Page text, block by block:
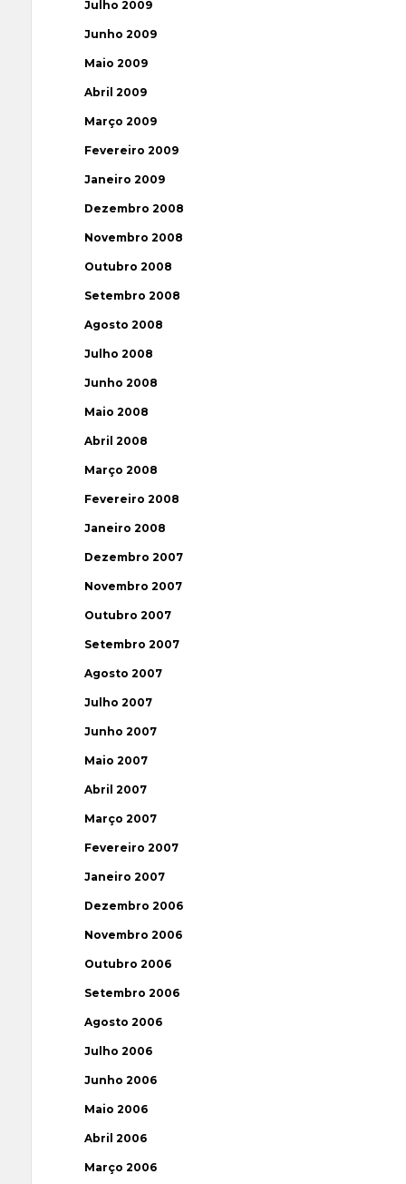
Julho 2009
Junho 2009
Maio 2009
Abril 2009
Março 2009
Fevereiro 2009
Janeiro 2009
Dezembro 2008
Novembro 2008
Outubro 2008
Setembro 2008
Agosto 2008
Julho 2008
Junho 2008
Maio 2008
Abril 2008
Março 2008
Fevereiro 2008
Janeiro 2008
Dezembro 2007
Novembro 2007
Outubro 2007
Setembro 2007
Agosto 2007
Julho 2007
Junho 2007
Maio 2007
Abril 2007
Março 2007
Fevereiro 2007
Janeiro 2007
Dezembro 2006
Novembro 2006
Outubro 2006
Setembro 2006
Agosto 2006
Julho 2006
Junho 2006
Maio 2006
Abril 2006
Março 2006